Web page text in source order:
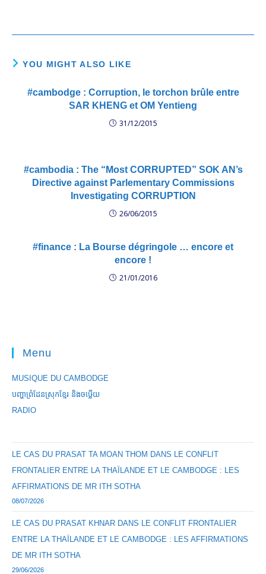
YOU MIGHT ALSO LIKE
#cambodge : Corruption, le torchon brûle entre
SAR KHENG et OM Yentieng
31/12/2015
#cambodia : The “Most CORRUPTED” SOK AN’s
Directive against Parlementary Commissions
Investigating CORRUPTION
26/06/2015
#finance : La Bourse dégringole … encore et
encore !
21/01/2016
Menu
MUSIQUE DU CAMBODGE
បញ្ហាព្រំដែនស្រុកខ្មែរ និងចឞ្លើយ
RADIO
LE CAS DU PRASAT TA MOAN THOM DANS LE CONFLIT
FRONTALIER ENTRE LA THAÏLANDE ET LE CAMBODGE : LES
AFFIRMATIONS DE MR ITH SOTHA
08/07/2026
LE CAS DU PRASAT KHNAR DANS LE CONFLIT FRONTALIER
ENTRE LA THAÏLANDE ET LE CAMBODGE : LES AFFIRMATIONS
DE MR ITH SOTHA
29/06/2026